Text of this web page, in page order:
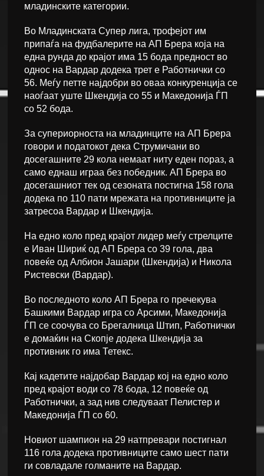
младинските категории.
Во Младинската Супер лига, трофејот им
припаѓа на фудбалерите на АП Брера која на
една рунда до крајот има 15 бода предност во
однос на Вардар додека трет е Работнички со
56. Меѓу петте најдобри во оваа конкуренција се
наоѓаат уште Шкендија со 55 и Македонија ЃП
со 52 бода.
За супериорноста на младинците на АП Брера
говори и податокот дека Струмичани во
досегашните 29 кола немаат ниту еден пораз, а
само еднаш играа без победник. АП Брера во
досегашниот тек од сезоната постигна 158 гола
додека по 110 пати мрежата на противниците ја
затресоа Вардар и Шкендија.
На едно коло пред крајот лидер меѓу стрелците
е Иван Шириќ од АП Брера со 39 гола, два
повеќе од Албион Јашари (Шкендија) и Никола
Ристевски (Вардар).
Во последното коло АП Брера го пречекува
Башкими Вардар игра со Арсими, Македонија
ЃП се соочува со Брегалница Штип, Работнички
е домаќин на Скопје додека Шкендија за
противник го има Тетекс.
Кај кадетите најдобар Вардар кој на едно коло
пред крајот води со 78 бода, 12 повеќе од
Работнички, а зад нив следуваат Пелистер и
Македонија ЃП со 60.
Новиот шампион на 29 натпревари постигнал
116 гола додека противниците само шест пати
ги совладале голманите на Вардар.